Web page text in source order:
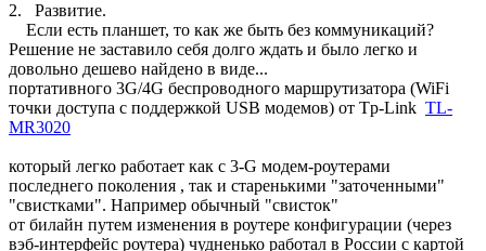
2. Развитие.
Если есть планшет, то как же быть без коммуникаций?
Решение не заставило себя долго ждать и было легко и
довольно дешево найдено в виде...
портативного 3G/4G беспроводного маршрутизатора (WiFi
точки доступа с поддержкой USB модемов) от Tp-Link TL-
MR3020
который легко работает как с 3-G модем-роутерами
последнего поколения , так и старенькими "заточенными"
"свистками". Например обычный "свисток"
от билайн путем изменения в роутере конфигурации (через
вэб-интерфейс роутера) чудненько работал в России с картой